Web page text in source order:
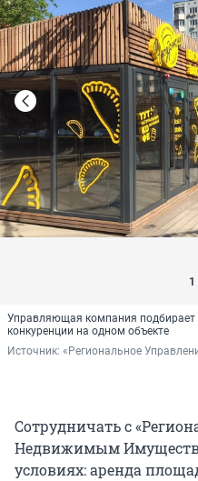
1
Управляющая компания подбирает
конкуренции на одном объекте
Источник: «Региональное
Сотрудничать с
Недвижимым
условиях: аренда